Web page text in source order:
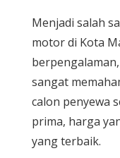
Menjadi salah
motor di Kota
sangat
calon penyewa
prima, harga
yang terbaik.